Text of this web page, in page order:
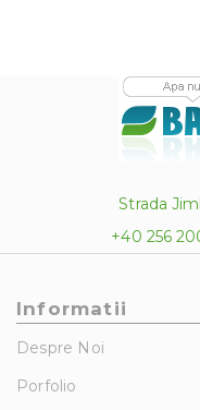
Strada
+40 256
Informatii
Despre Noi
Porfolio